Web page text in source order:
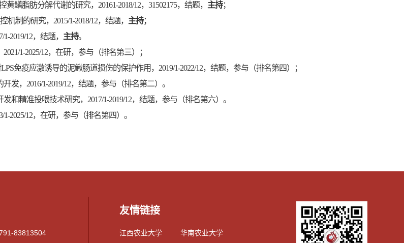
鳝脂肪分解代谢的研究，20161-2018/12，31502175，结题， 主持；
制的研究，2015/1-2018/12，结题， 主持；
2019/12，结题， 主持。
1-2025/12，在研，参与（排名第三）；
免疫应激诱导的泥鳅肠道损伤的保护作用，2019/1-2022/12，结题，参与（排名第四）；
发，2016/1-2019/12，结题，参与（排名第二）。
和精准投喂技术研究，2017/1-2019/12，结题，参与（排名第六）。
2025/12，在研，参与（排名第四）。
83813504
友情链接
江西农业大学 华南农业大学